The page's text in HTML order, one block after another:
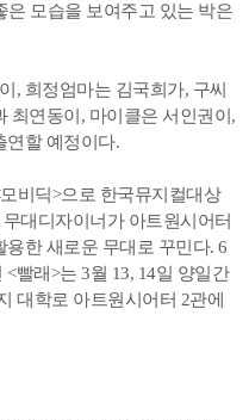
은 모습을 보여주고 있는 박은
, 희정엄마는 김국희가, 구씨
최연동이, 마이클은 서인권이,
연할 예정이다.
비딕>으로 한국뮤지컬대상
대디자이너가 아트원시어터
한 새로운 무대로 꾸민다. 6
빨래>는 3월 13, 14일 양일간
대학로 아트원시어터 2관에